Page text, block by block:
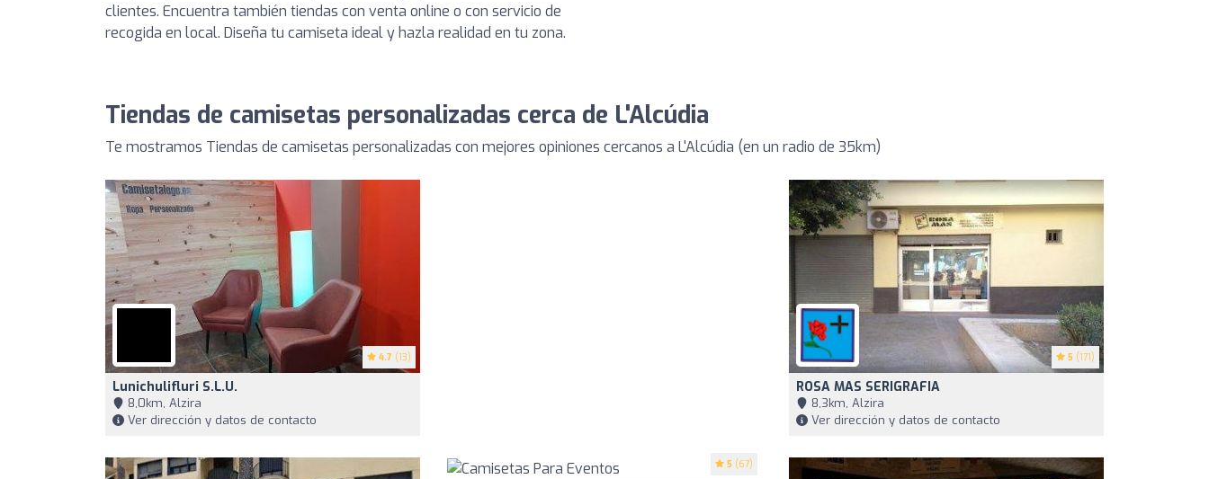
clientes. Encuentra también tiendas con venta online o con servicio de
recogida en local. Diseña tu camiseta ideal y hazla realidad en tu zona.
Tiendas de camisetas personalizadas cerca de L'Alcúdia
Te mostramos Tiendas de camisetas personalizadas con mejores opiniones cercanos a L'Alcúdia (en un radio de 35km)
4.7 (13)
Lunichulifluri S.l.u.
8,0km, Alzira
Ver dirección y datos de contacto
5 (171)
ROSA MAS SERIGRAFIA
8,3km, Alzira
Ver dirección y datos de contacto
5 (67)